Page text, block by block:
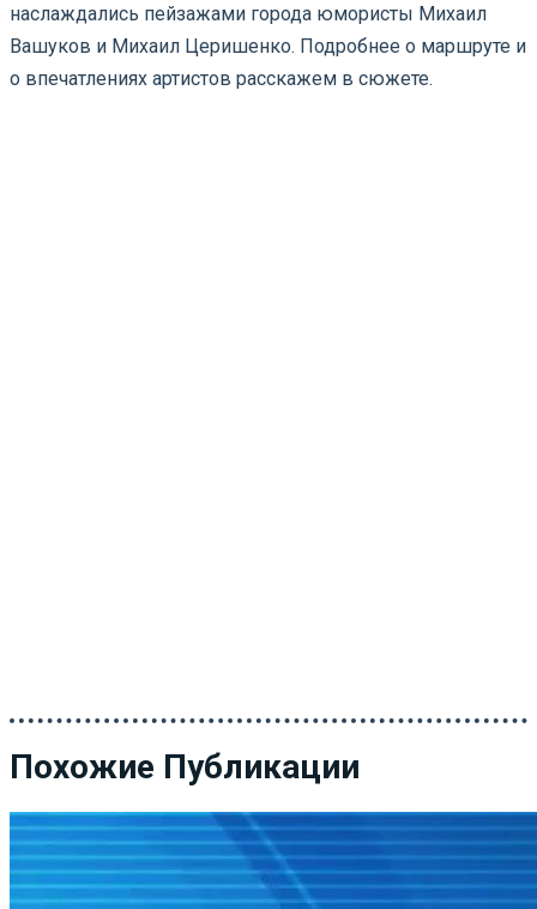
наслаждались пейзажами города юмористы Михаил
Вашуков и Михаил Церишенко. Подробнее о маршруте и
о впечатлениях артистов расскажем в сюжете.
Похожие Публикации